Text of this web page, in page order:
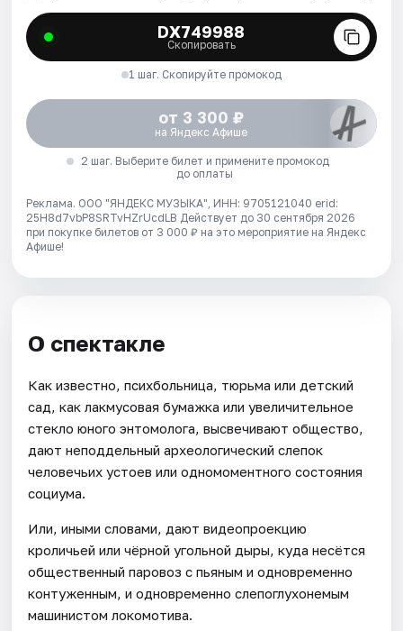
DX749988
Скопировать
1 шаг. Скопируйте промокод
от 3 300 ₽
на Яндекс Афише
2 шаг. Выберите билет и примените промокод
до оплаты
Реклама. ООО "ЯНДЕКС МУЗЫКА", ИНН: 9705121040 erid:
25H8d7vbP8SRTvHZrUcdLB Действует до 30 сентября 2026
при покупке билетов от 3 000 ₽ на это мероприятие на Яндекс
Афише!
О спектакле
Как известно, психбольница, тюрьма или детский
сад, как лакмусовая бумажка или увеличительное
стекло юного энтомолога, высвечивают общество,
дают неподдельный археологический слепок
человечьих устоев или одномоментного состояния
социума.
Или, иными словами, дают видеопроекцию
кроличьей или чёрной угольной дыры, куда несётся
общественный паровоз с пьяным и одновременно
контуженным, и одновременно слепоглухонемым
машинистом локомотива.